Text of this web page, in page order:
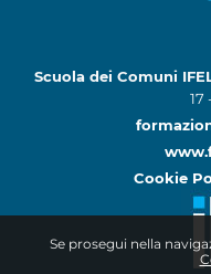
Se prosegui nella
Scuola dei Comuni
17
Cookie